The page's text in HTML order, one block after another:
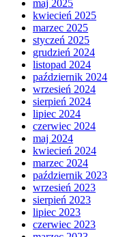
maj 2025
kwiecień 2025
marzec 2025
styczeń 2025
grudzień 2024
listopad 2024
październik 2024
wrzesień 2024
sierpień 2024
lipiec 2024
czerwiec 2024
maj 2024
kwiecień 2024
marzec 2024
październik 2023
wrzesień 2023
sierpień 2023
lipiec 2023
czerwiec 2023